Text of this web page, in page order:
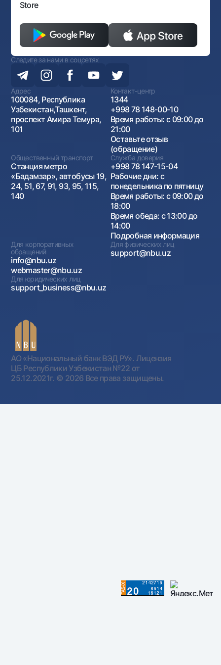
Store
Следите за нами в соцсетях
Адрес
100084, Республика
Узбекистан,Ташкент,
проспект Амира Темура,
101
Контакт-центр
1344
+998 78 148-00-10
Время работы: с 09:00 до
21:00
Оставьте отзыв
(обращение)
Общественный транспорт
Станция метро
«Бадамзар», автобусы 19,
24, 51, 67, 91, 93, 95, 115,
140
Служба доверия
+998 78 147-15-04
Рабочие дни: с
понедельника по пятницу
Время работы: с 09:00 до
18:00
Время обеда: с 13:00 до
14:00
Подробная информация
Для корпоративных
обращений
info@nbu.uz
webmaster@nbu.uz
Для физических лиц
support@nbu.uz
Для юридических лиц
support_business@nbu.uz
АО «Национальный банк ВЭД РУ». Лицензия
ЦБ Республики Узбекистан №22 от
25.12.2021г. © 2026 Все права защищены.